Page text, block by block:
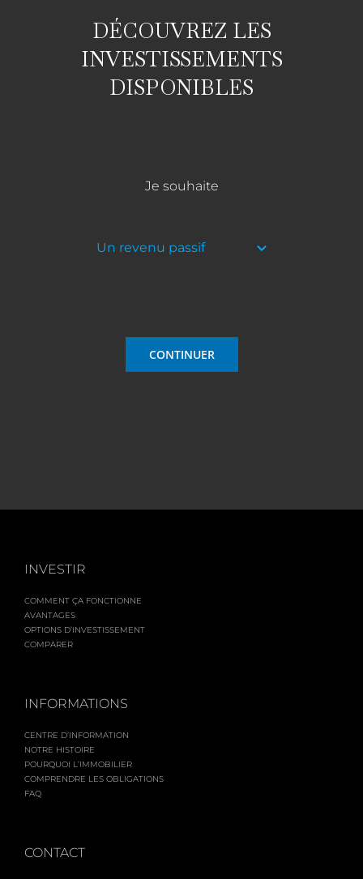
DÉCOUVREZ LES
INVESTISSEMENTS
DISPONIBLES
Je souhaite
CONTINUER
INVESTIR
COMMENT ÇA FONCTIONNE
AVANTAGES
OPTIONS D’INVESTISSEMENT
COMPARER
INFORMATIONS
CENTRE D’INFORMATION
NOTRE HISTOIRE
POURQUOI L’IMMOBILIER
COMPRENDRE LES OBLIGATIONS
FAQ
CONTACT